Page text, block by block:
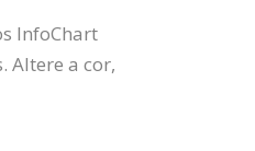
InfoChart
Altere a cor,